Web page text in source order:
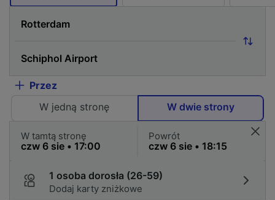
Przez
W jedną stronę
W dwie strony
W tamtą stronę Powrót
1 osoba dorosła (26-59)
Dodaj karty zniżkowe